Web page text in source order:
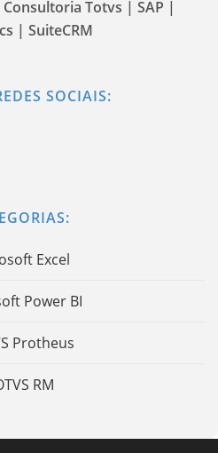
Totvs | SAP |
| SuiteCRM
SOCIAIS:
Excel
Power BI
Protheus
RM